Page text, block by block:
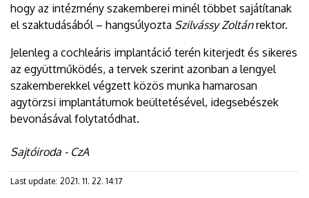
hogy az intézmény szakemberei minél többet sajátítanak
el szaktudásából – hangsúlyozta Szilvássy Zoltánrektor.
Jelenleg a cochleáris implantáció terén kiterjedt és sikeres
az együttműködés, a tervek szerint azonban a lengyel
szakemberekkel végzett közös munka hamarosan
agytörzsi implantátumok beültetésével, idegsebészek
bevonásával folytatódhat.
Sajtóiroda - CzA
Last update: 2021. 11. 22. 14:17